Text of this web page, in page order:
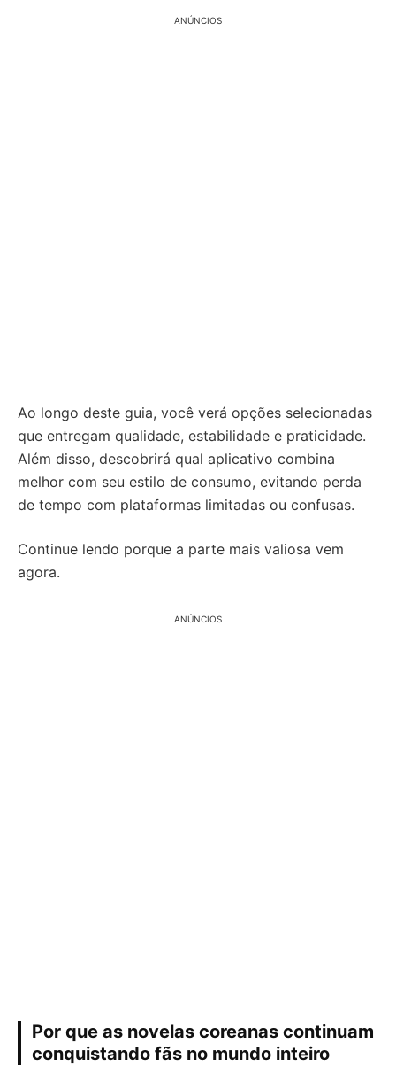
ANÚNCIOS
Ao longo deste guia, você verá opções selecionadas
que entregam qualidade, estabilidade e praticidade.
Além disso, descobrirá qual aplicativo combina
melhor com seu estilo de consumo, evitando perda
de tempo com plataformas limitadas ou confusas.
Continue lendo porque a parte mais valiosa vem
agora.
ANÚNCIOS
Por que as novelas coreanas continuam
conquistando fãs no mundo inteiro